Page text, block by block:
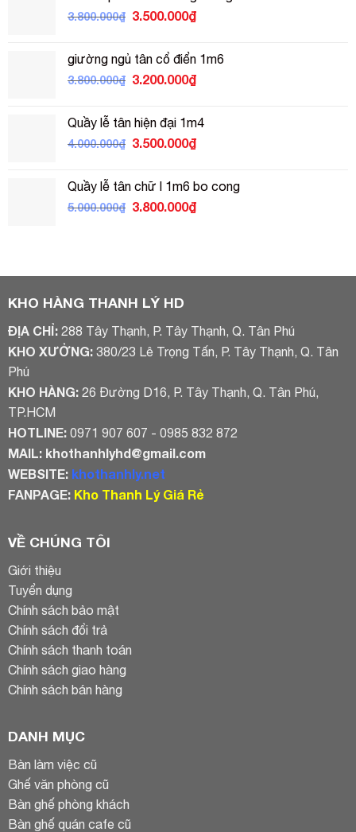
3.500.000₫.
3.800.000₫ Giá
3.800.000₫.
3.500.000₫Giá
là:
3.500.000₫.
giường ngủ tân cổ điển 1m6
3.800.000₫ Giá
3.800.000₫.
3.200.000₫Giá
là:
3.200.000₫.
Quầy lễ tân hiện đại 1m4
4.000.000₫ Giá
4.000.000₫.
3.500.000₫Giá
là:
3.500.000₫.
Quầy lễ tân chữ l 1m6 bo cong
5.000.000₫ Giá
3.800.000₫Giá
KHO HÀNG THANH LÝ HD
ĐỊA CHỈ:288 Tây Thạnh, P. Tây Thạnh, Q. Tân Phú
KHO XƯỞNG:380/23 Lê Trọng Tấn, P. Tây Thạnh, Q. Tân
Phú
KHO HÀNG:26 Đường D16, P. Tây Thạnh, Q. Tân Phú,
TP.HCM
HOTLINE:0971 907 607 - 0985 832 872
MAIL:khothanhlyhd@gmail.com
WEBSITE: khothanhly.net
FANPAGE: Kho Thanh Lý Giá Rẻ
VỀ CHÚNG TÔI
Giới thiệu
Tuyển dụng
Chính sách bảo mật
Chính sách đổi trả
Chính sách thanh toán
Chính sách giao hàng
Chính sách bán hàng
DANH MỤC
Bàn làm việc cũ
Ghế văn phòng cũ
Bàn ghế phòng khách
Bàn ghế quán cafe cũ